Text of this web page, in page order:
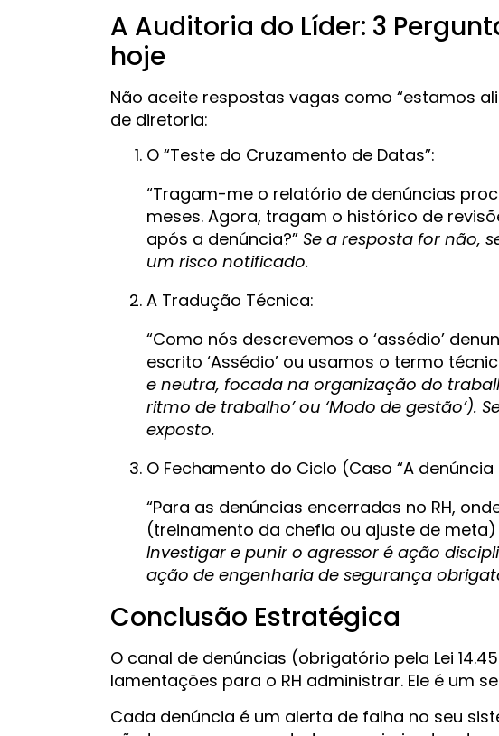
A Auditoria do Líder: 3
hoje
Não aceite respostas vagas como “estamos
de diretoria:
O “Teste do Cruzamento de Datas”:
“Tragam-me o relatório de denúncias
meses. Agora, tragam o histórico de
após a denúncia?” Se a resposta for não,
um risco notificado.
A Tradução Técnica:
“Como nós descrevemos o ‘assédio’
escrito ‘Assédio’ ou usamos o termo
e neutra, focada na organização do
ritmo de trabalho’ ou ‘Modo de gestão’).
exposto.
O Fechamento do Ciclo (Caso “A denúncia
“Para as denúncias encerradas no RH,
(treinamento da chefia ou ajuste de meta)
Investigar e punir o agressor é ação
ação de engenharia de segurança
Conclusão Estratégica
O canal de denúncias (obrigatório pela Lei
lamentações para o RH administrar. Ele é um
Cada denúncia é um alerta de falha no seu